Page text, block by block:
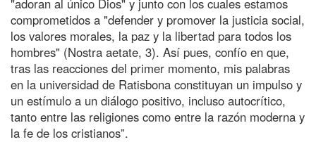
comprometidos a "defender y promover la justicia social,
los valores morales, la paz y la libertad para todos los
hombres" (Nostra aetate, 3). Así pues, confío en que,
tras las reacciones del primer momento, mis palabras
en la universidad de Ratisbona constituyan un impulso y
un estímulo a un diálogo positivo, incluso autocrítico,
tanto entre las religiones como entre la razón moderna y
la fe de los cristianos”.